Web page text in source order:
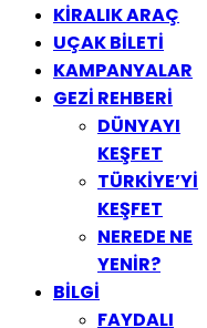
KİRALIK ARAÇ
UÇAK BİLETİ
KAMPANYALAR
GEZİ REHBERİ
DÜNYAYI
KEŞFET
TÜRKİYE’Yİ
KEŞFET
NEREDE NE
YENİR?
BİLGİ
FAYDALI